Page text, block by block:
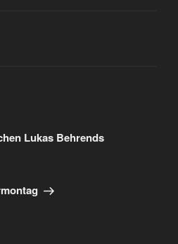
Lukas Behrends